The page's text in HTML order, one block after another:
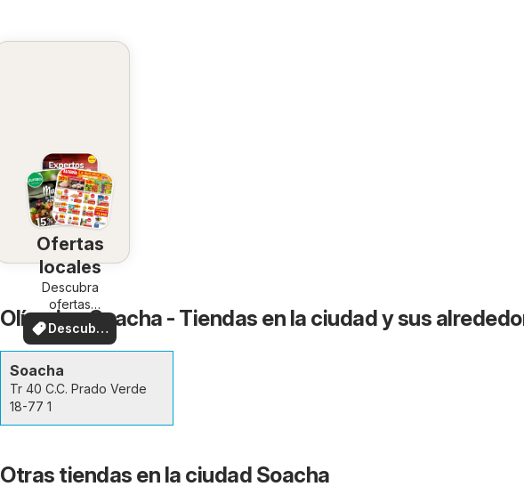
Ofertas
locales
Descubra
ofertas
especiales
Descubre
ofertas
Olímpica Soacha - Tiendas en la ciudad y sus
Soacha
Tr 40 C.C. Prado Verde
18-77 1
Otras tiendas en la ciudad Soacha